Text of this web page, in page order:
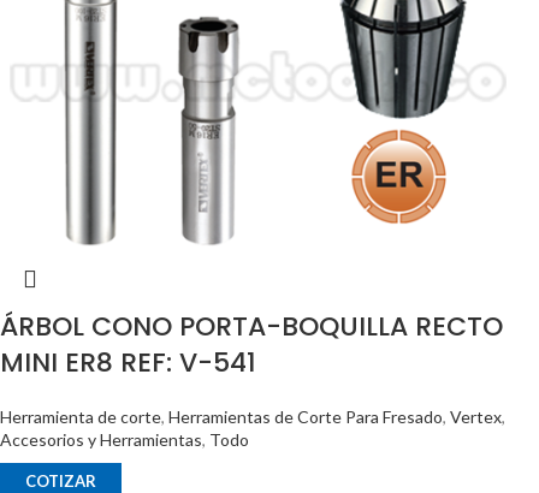
ÁRBOL CONO PORTA-BOQUILLA RECTO
MINI ER8 REF: V-541
Herramienta de corte, Herramientas de Corte Para Fresado, Vertex,
Accesorios y Herramientas, Todo
COTIZAR